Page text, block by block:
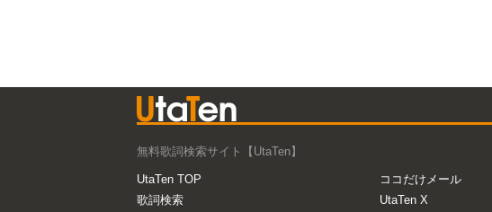
無料歌詞検索サイト【UtaTen】
UtaTen TOP
歌詞検索
ココだけメール
UtaTen X